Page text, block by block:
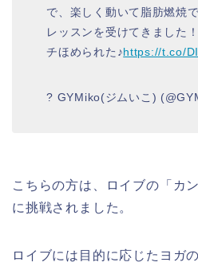
で、楽しく動いて脂肪燃焼
レッスンを受けてきました
チほめられた♪https://t.co/
? GYMiko(ジムいこ)
こちらの方は、ロイブの「カ
に挑戦されました。
ロイブには目的に応じたヨガ